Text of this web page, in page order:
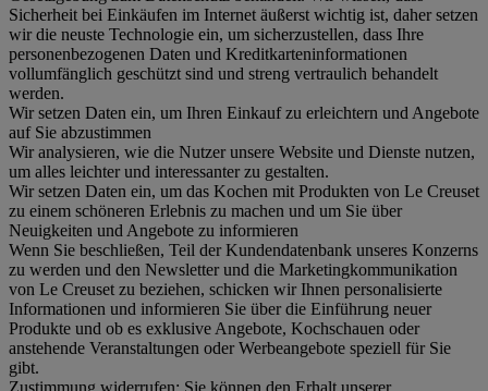
Sicherheit bei Einkäufen im Internet äußerst wichtig ist, daher setzen
wir die neuste Technologie ein, um sicherzustellen, dass Ihre
personenbezogenen Daten und Kreditkarteninformationen
vollumfänglich geschützt sind und streng vertraulich behandelt
werden.
Wir setzen Daten ein, um Ihren Einkauf zu erleichtern und Angebote
auf Sie abzustimmen
Wir analysieren, wie die Nutzer unsere Website und Dienste nutzen,
um alles leichter und interessanter zu gestalten.
Wir setzen Daten ein, um das Kochen mit Produkten von Le Creuset
zu einem schöneren Erlebnis zu machen und um Sie über
Neuigkeiten und Angebote zu informieren
Wenn Sie beschließen, Teil der Kundendatenbank unseres Konzerns
zu werden und den Newsletter und die Marketingkommunikation
von Le Creuset zu beziehen, schicken wir Ihnen personalisierte
Informationen und informieren Sie über die Einführung neuer
Produkte und ob es exklusive Angebote, Kochschauen oder
anstehende Veranstaltungen oder Werbeangebote speziell für Sie
gibt.
Zustimmung widerrufen: Sie können den Erhalt unserer